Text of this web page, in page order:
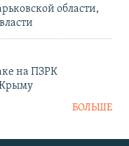
области,
на ПЗРК
БОЛЬШЕ